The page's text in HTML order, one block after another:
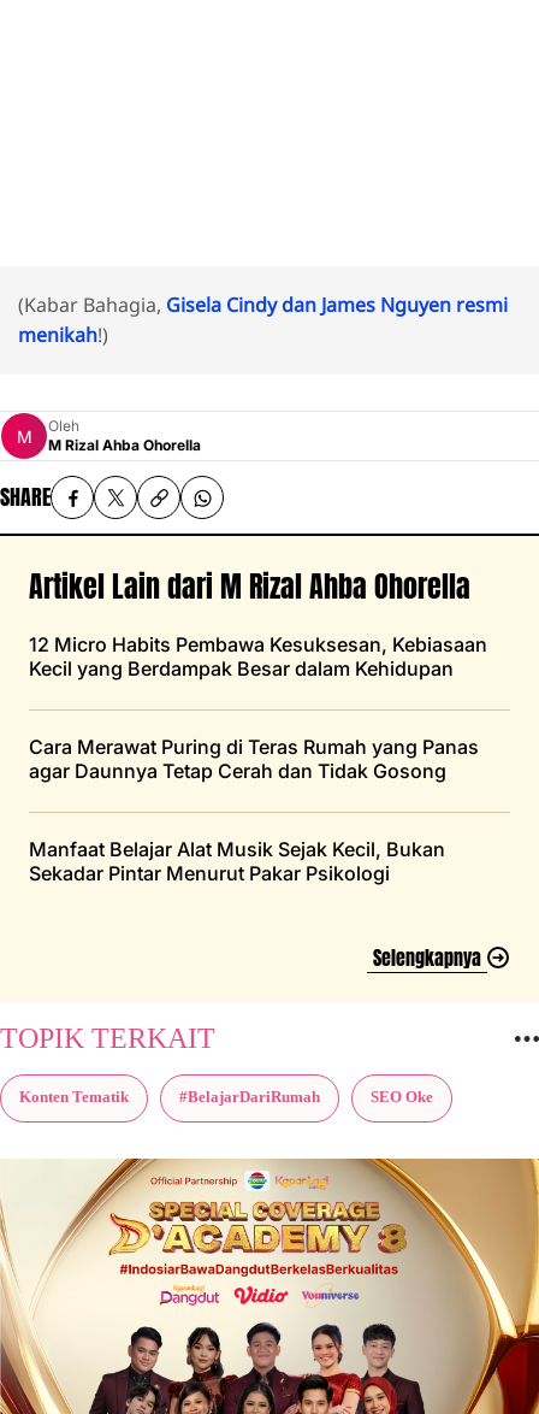
(Kabar Bahagia, Gisela Cindy dan James Nguyen resmi
menikah!)
Oleh
M Rizal Ahba Ohorella
SHARE
Artikel Lain dari M Rizal Ahba Ohorella
12 Micro Habits Pembawa Kesuksesan, Kebiasaan
Kecil yang Berdampak Besar dalam Kehidupan
Cara Merawat Puring di Teras Rumah yang Panas
agar Daunnya Tetap Cerah dan Tidak Gosong
Manfaat Belajar Alat Musik Sejak Kecil, Bukan
Sekadar Pintar Menurut Pakar Psikologi
Selengkapnya
TOPIK TERKAIT
Konten Tematik #BelajarDariRumah SEO Oke